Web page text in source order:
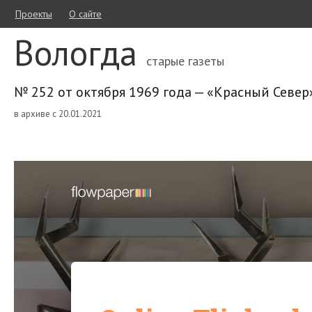
Проекты О сайте
Вологда старые газеты
№ 252 от октября 1969 года — «Красный
в архиве с 20.01.2021